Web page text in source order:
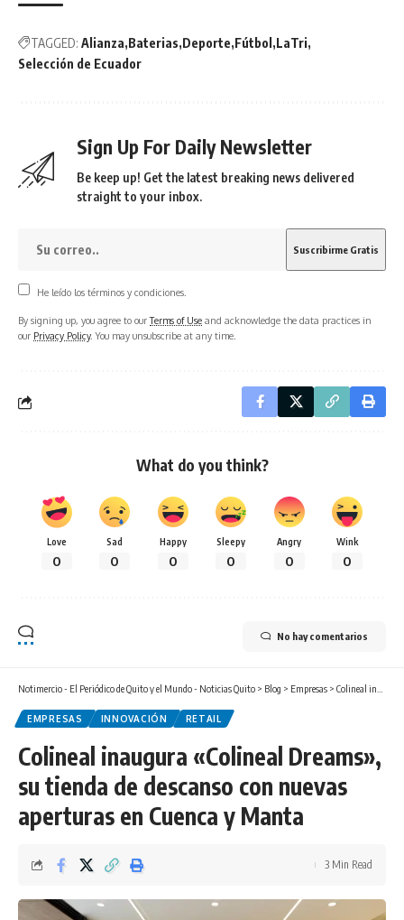
TAGGED: Alianza Baterias Deporte Fútbol LaTri
Selección de Ecuador
Sign Up For Daily Newsletter
Be keep up! Get the latest breaking news delivered
straight to your inbox.
He leído los términos y condiciones.
By signing up, you agree to ourTerms of Use and acknowledge the data practices in
our Privacy Policy. You may unsubscribe at any time.
What do you think?
Love
0
Sad
0
Happy
0
Sleepy
0
Angry
0
Wink
0
No hay comentarios
Notimercio - El Periódico de Quito y el Mundo - Noticias Quito > Blog > Empresas > Colineal inaugura «Colineal Dreams», su tienda de descanso con nuevas aperturas en Cuenca y Manta
EMPRESAS INNOVACIÓN RETAIL
Colineal inaugura «Colineal Dreams»,
su tienda de descanso con nuevas
aperturas en Cuenca y Manta
3 Min Read